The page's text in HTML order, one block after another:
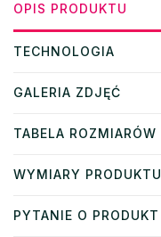
OPIS PRODUKTU
TECHNOLOGIA
GALERIA ZDJĘĆ
TABELA ROZMIARÓW
WYMIARY PRODUKTU
PYTANIE O PRODUKT